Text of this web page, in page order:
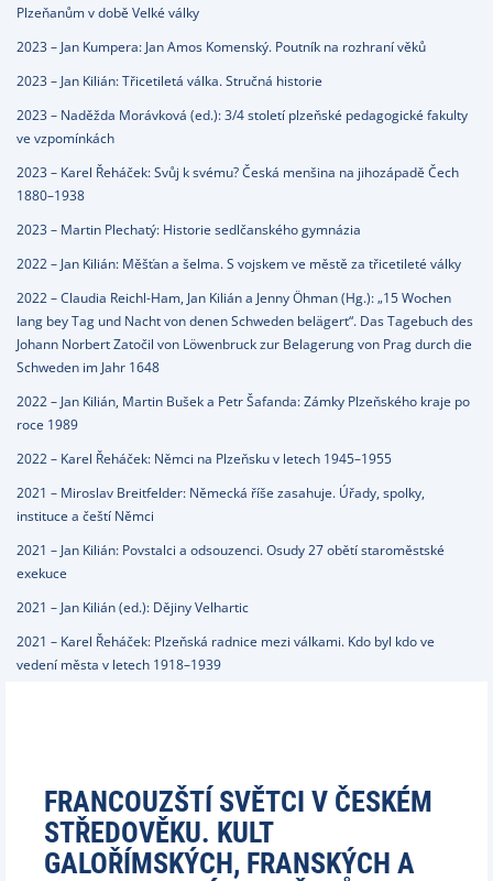
Plzeňanům v době Velké války
2023 – Jan Kumpera: Jan Amos Komenský. Poutník na rozhraní věků
2023 – Jan Kilián: Třicetiletá válka. Stručná historie
2023 – Naděžda Morávková (ed.): 3/4 století plzeňské pedagogické fakulty
ve vzpomínkách
2023 – Karel Řeháček: Svůj k svému? Česká menšina na jihozápadě Čech
1880–1938
2023 – Martin Plechatý: Historie sedlčanského gymnázia
2022 – Jan Kilián: Měšťan a šelma. S vojskem ve městě za třicetileté války
2022 – Claudia Reichl-Ham, Jan Kilián a Jenny Öhman (Hg.): „15 Wochen
lang bey Tag und Nacht von denen Schweden belägert“. Das Tagebuch des
Johann Norbert Zatočil von Löwenbruck zur Belagerung von Prag durch die
Schweden im Jahr 1648
2022 – Jan Kilián, Martin Bušek a Petr Šafanda: Zámky Plzeňského kraje po
roce 1989
2022 – Karel Řeháček: Němci na Plzeňsku v letech 1945–1955
2021 – Miroslav Breitfelder: Německá říše zasahuje. Úřady, spolky,
instituce a čeští Němci
2021 – Jan Kilián: Povstalci a odsouzenci. Osudy 27 obětí staroměstské
exekuce
2021 – Jan Kilián (ed.): Dějiny Velhartic
2021 – Karel Řeháček: Plzeňská radnice mezi válkami. Kdo byl kdo ve
vedení města v letech 1918–1939
FRANCOUZŠTÍ SVĚTCI V ČESKÉM
STŘEDOVĚKU. KULT
GALOŘÍMSKÝCH, FRANSKÝCH A